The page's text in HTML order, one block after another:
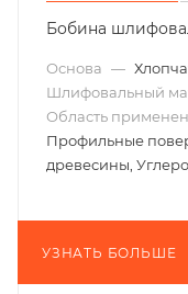
Бобина
Основа —
Шлифовальный
Область
Профильные
древесины,
УЗНАТЬ БОЛЬШЕ